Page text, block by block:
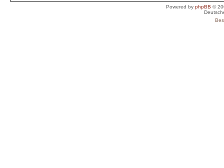
Powered byphpBB ©